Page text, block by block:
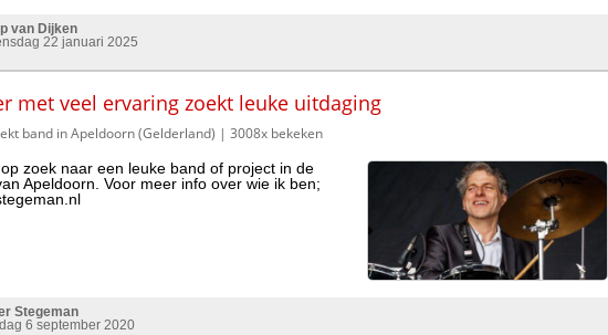
van Dijken
22 januari 2025
met veel ervaring zoekt leuke uitdaging
band in Apeldoorn (Gelderland) | 3008x bekeken
zoek naar een leuke band of project in de
Apeldoorn. Voor meer info over wie ik ben;
Stegeman
6 september 2020